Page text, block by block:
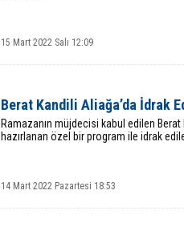
15 Mart 2022 Salı 12:09
Berat Kandili Aliağa’da İdrak
Ramazanın müjdecisi kabul edilen
hazırlanan özel bir program ile idrak
14 Mart 2022 Pazartesi 18:53